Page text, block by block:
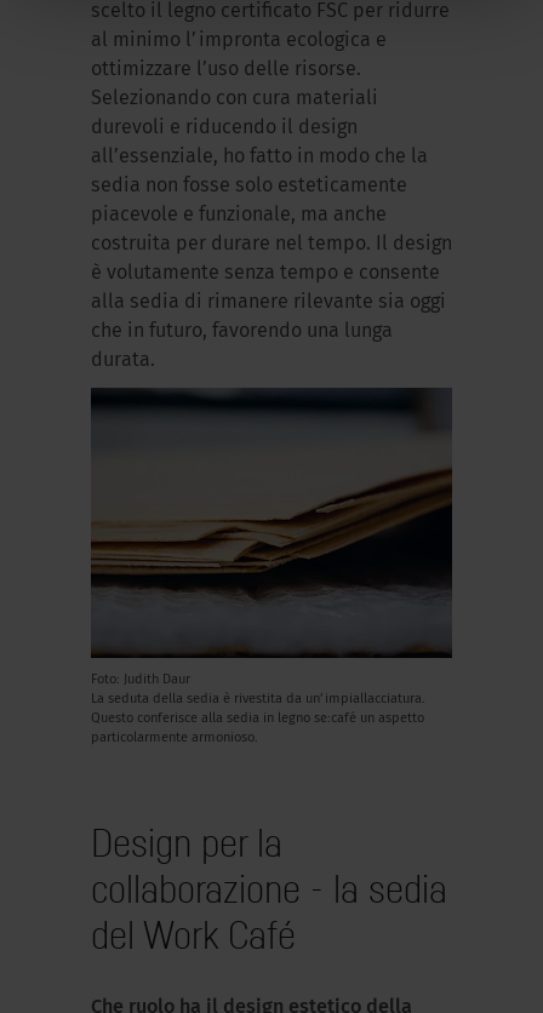
scelto il legno certificato FSC per ridurre
al minimo l’impronta ecologica e
ottimizzare l’uso delle risorse.
Selezionando con cura materiali
durevoli e riducendo il design
all’essenziale, ho fatto in modo che la
sedia non fosse solo esteticamente
piacevole e funzionale, ma anche
costruita per durare nel tempo. Il design
è volutamente senza tempo e consente
alla sedia di rimanere rilevante sia oggi
che in futuro, favorendo una lunga
durata.
Foto: Judith Daur
La seduta della sedia è rivestita da un’impiallacciatura.
Questo conferisce alla sedia in legno se:café un aspetto
particolarmente armonioso.
Design per la
collaborazione - la sedia
del Work Café
Che ruolo ha il design estetico della